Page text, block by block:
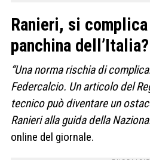
Ranieri, si complica
panchina dell’Italia?
“Una norma rischia di
Federcalcio. Un articolo del
tecnico può diventare un
Ranieri alla guida della
online del giornale.